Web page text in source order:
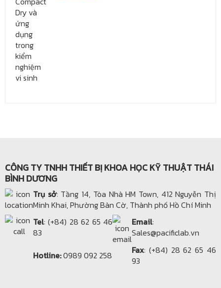
CÔNG TY TNHH THIẾT BỊ KHOA HỌC KỸ THUẬT THÁI
BÌNH DƯƠNG
Trụ sở: Tầng 14, Tòa Nhà HM Town, 412 Nguyễn Thị
Minh Khai, Phường Bàn Cờ, Thành phố Hồ Chí Minh
Tel: (+84) 28 62 65 46
83
Email:
Sales@pacificlab.vn
Hotline:0989 092 258 Fax: (+84) 28 62 65 46
93